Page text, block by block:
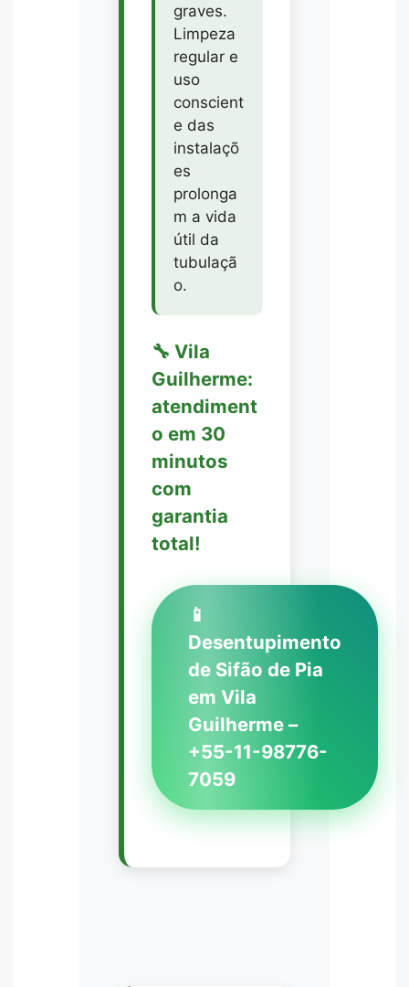
graves.
Limpeza
regular e
uso
conscient
e das
instalaçõ
es
prolonga
m a vida
útil da
tubulaçã
o.
🔧 Vila
Guilherme:
atendiment
o em 30
minutos
com
garantia
total!
📱
Desentupimento
de Sifão de Pia
em Vila
Guilherme –
+55-11-98776-
7059